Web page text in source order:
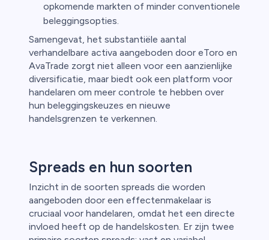
opkomende markten of minder conventionele
beleggingsopties.
Samengevat, het substantiële aantal
verhandelbare activa aangeboden door eToro en
AvaTrade zorgt niet alleen voor een aanzienlijke
diversificatie, maar biedt ook een platform voor
handelaren om meer controle te hebben over
hun beleggingskeuzes en nieuwe
handelsgrenzen te verkennen.
Spreads en hun soorten
Inzicht in de soorten spreads die worden
aangeboden door een effectenmakelaar is
cruciaal voor handelaren, omdat het een directe
invloed heeft op de handelskosten. Er zijn twee